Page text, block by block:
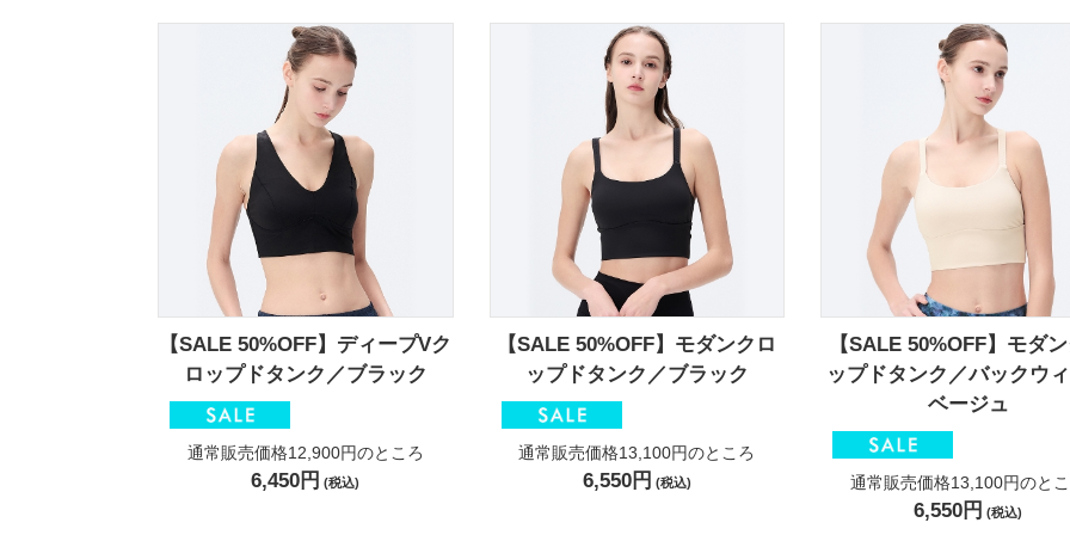
【SALE 50%OFF】ディープVク
ロップドタンク／ブラック
通常販売価格12,900円のところ
6,450円 (税込)
【SALE 50%OFF】モダンクロ
ップドタンク／ブラック
通常販売価格13,100円のところ
6,550円 (税込)
【SALE 50%OFF】モダ
ップドタンク／バックウ
ベージュ
通常販売価格13,100円のと
6,550円 (税込)